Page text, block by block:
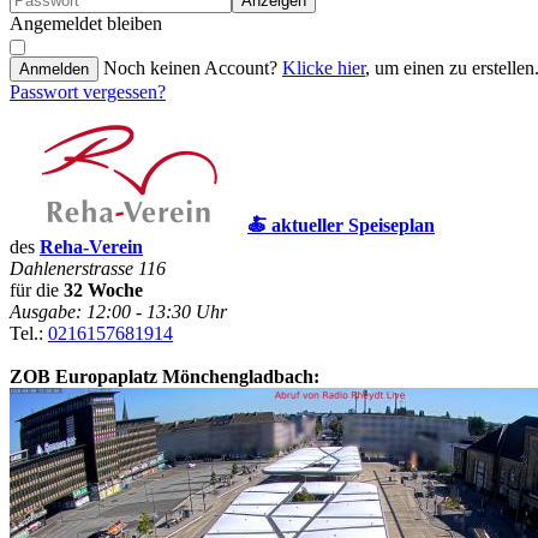
Angemeldet bleiben
Anmelden Noch keinen Account? Klicke hier, um einen zu erstellen.
Passwort vergessen?
🍝 aktueller Speiseplan
des Reha-Verein
Dahlenerstrasse 116
für die 32 Woche
Ausgabe: 12:00 - 13:30 Uhr
Tel.: 0216157681914
ZOB Europaplatz Mönchengladbach: